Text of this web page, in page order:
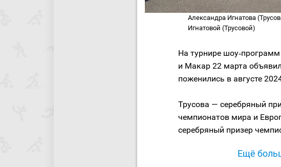
Александра Игнатова
Игнатовой (Трусовой)
На турнире
и Макар 22 марта
поженились в августе
Трусова — серебряный
чемпионатов мира и
серебряный призер
Ещё